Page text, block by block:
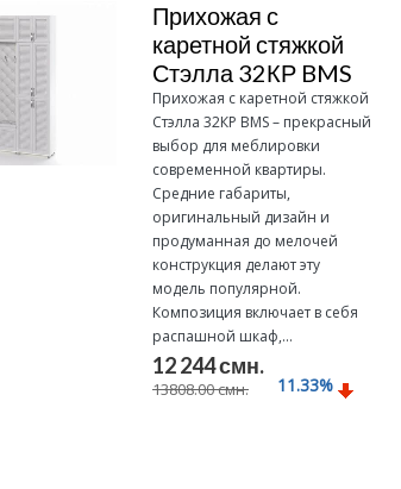
Прихожая с
каретной стяжкой
Стэлла 32КР BMS
Прихожая с каретной стяжкой
Стэлла 32КР BMS – прекрасный
выбор для меблировки
современной квартиры.
Средние габариты,
оригинальный дизайн и
продуманная до мелочей
конструкция делают эту
модель популярной.
Композиция включает в себя
распашной шкаф,...
12 244 смн.
13808.00 смн. 11.33%